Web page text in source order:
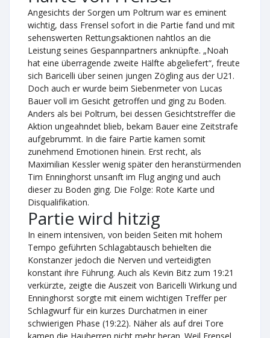
Angesichts der Sorgen um Poltrum war es eminent
wichtig, dass Frensel sofort in die Partie fand und mit
sehenswerten Rettungsaktionen nahtlos an die
Leistung seines Gespannpartners anknüpfte. „Noah
hat eine überragende zweite Hälfte abgeliefert“, freute
sich Baricelli über seinen jungen Zögling aus der U21.
Doch auch er wurde beim Siebenmeter von Lucas
Bauer voll im Gesicht getroffen und ging zu Boden.
Anders als bei Poltrum, bei dessen Gesichtstreffer die
Aktion ungeahndet blieb, bekam Bauer eine Zeitstrafe
aufgebrummt. In die faire Partie kamen somit
zunehmend Emotionen hinein. Erst recht, als
Maximilian Kessler wenig später den heranstürmenden
Tim Enninghorst unsanft im Flug anging und auch
dieser zu Boden ging. Die Folge: Rote Karte und
Disqualifikation.
Partie wird hitzig
In einem intensiven, von beiden Seiten mit hohem
Tempo geführten Schlagabtausch behielten die
Konstanzer jedoch die Nerven und verteidigten
konstant ihre Führung. Auch als Kevin Bitz zum 19:21
verkürzte, zeigte die Auszeit von Baricelli Wirkung und
Enninghorst sorgte mit einem wichtigen Treffer per
Schlagwurf für ein kurzes Durchatmen in einer
schwierigen Phase (19:22). Näher als auf drei Tore